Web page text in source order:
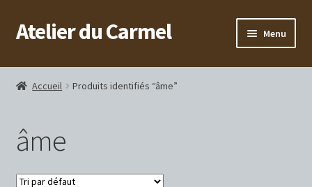
Aller
à
navigation
Aller
au
Atelier du Carmel Menu
Monastère
Accueil Produits identifiés “âme”
âme